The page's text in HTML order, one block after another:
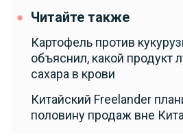
Читайте также
Картофель против
объяснил, какой продукт
сахара в крови
Китайский Freelander
половину продаж вне